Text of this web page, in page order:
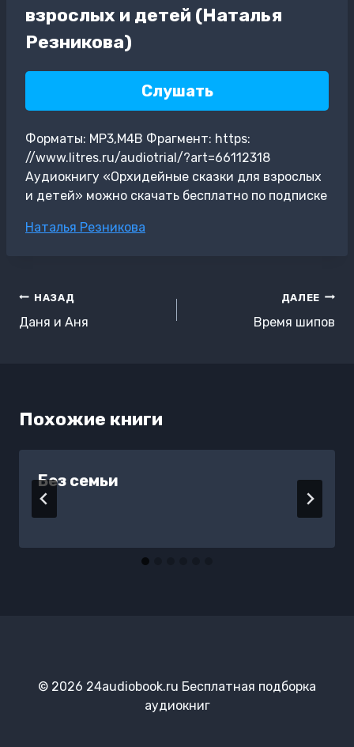
взрослых и детей (Наталья
Резникова)
Слушать
Форматы: MP3,M4B Фрагмент: https:
//www.litres.ru/audiotrial/?art=66112318
Аудиокнигу «Орхидейные сказки для взрослых
и детей» можно скачать бесплатно по подписке
Метки
Наталья Резникова
Навигация
по
НАЗАД
Даня и Аня
ДАЛЕЕ
Время шипов
Похожие книги
Без семьи
© 2026 24audiobook.ru Бесплатная подборка
аудиокниг